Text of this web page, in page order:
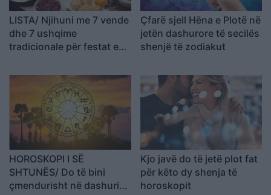
LISTA/ Njihuni me 7 vende
dhe 7 ushqime
tradicionale për festat e
Çfarë sjell Hëna e Plotë në
jetën dashurore të secilës
shenjë të zodiakut
HOROSKOPI I SË
SHTUNËS/ Do të bini
çmendurisht në dashuri
Kjo javë do të jetë plot fat
për këto dy shenja të
horoskopit